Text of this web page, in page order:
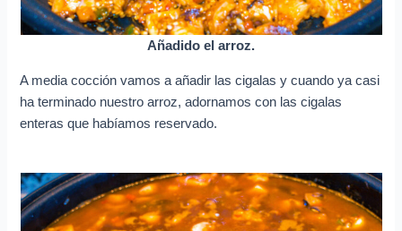
Añadido el arroz.
A media cocción vamos a añadir las cigalas y cuando ya casi
ha terminado nuestro arroz, adornamos con las cigalas
enteras que habíamos reservado.